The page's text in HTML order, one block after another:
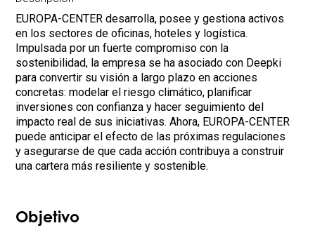
EUROPA-CENTER desarrolla, posee y gestiona activos
en los sectores de oficinas, hoteles y logística.
Impulsada por un fuerte compromiso con la
sostenibilidad, la empresa se ha asociado con Deepki
para convertir su visión a largo plazo en acciones
concretas: modelar el riesgo climático, planificar
inversiones con confianza y hacer seguimiento del
impacto real de sus iniciativas. Ahora, EUROPA-CENTER
puede anticipar el efecto de las próximas regulaciones
y asegurarse de que cada acción contribuya a construir
una cartera más resiliente y sostenible.
Objetivo